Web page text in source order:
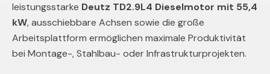
leistungsstarke Deutz TD2.9L4 Dieselmotor mit 55,4
kW, ausschiebbare Achsen sowie die große
Arbeitsplattform ermöglichen maximale Produktivität
bei Montage-, Stahlbau- oder Infrastrukturprojekten.